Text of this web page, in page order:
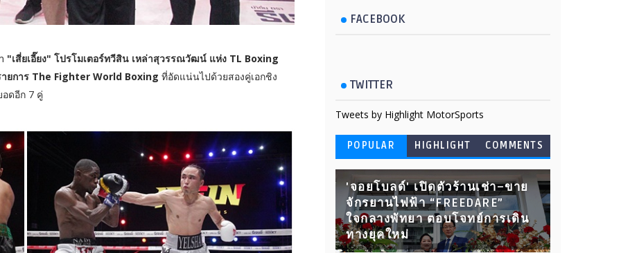
"เสี่ยเอี๊ยง" โปรโมเตอร์ทวีสิน เหล่าสุวรรณวัฒน์ แห่ง TL Boxing
ยการ The Fighter World Boxing ที่อัดแน่นไปด้วยสองคู่เอกชิง
อดอีก 7 คู่
FACEBOOK
TWITTER
Tweets by Highlight MotorSports
POPULAR HIGHLIGHT COMMENTS
'จอยโบลด์' เปิดตัวร้านเช่า–ขาย
จักรยานไฟฟ้า “FREEDARE”
ใจกลางพัทยา ตอบโจทย์การเดิน
ทางยุคใหม่